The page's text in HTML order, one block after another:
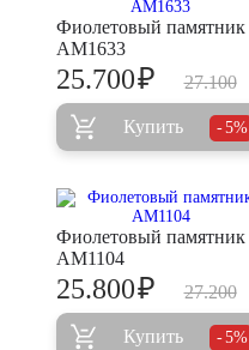
Фиолетовый памятник
AM1633
27.100
25.700₽
Купить 5%
Фиолетовый памятник
AM1104
27.200
25.800₽
Купить 5%